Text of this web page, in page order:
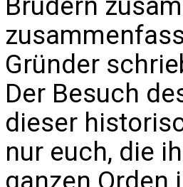
Gründer
Der Besuch
dieser
nur euch, die